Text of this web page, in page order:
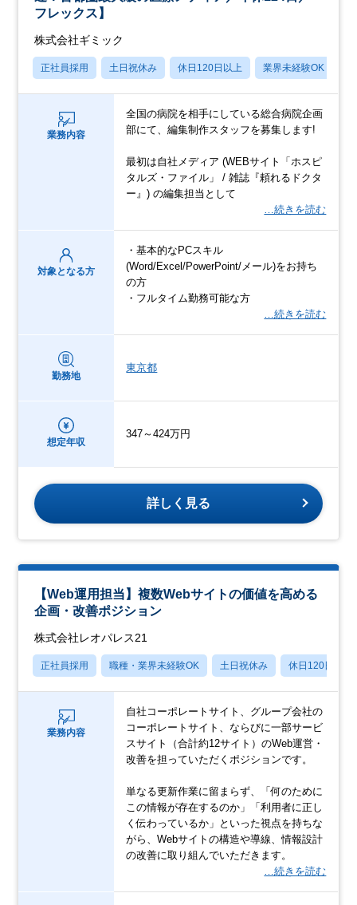
フレックス】
株式会社ギミック
正社員採用 土日祝休み 休日120日以上 業界未経験OK
業務内容
全国の病院を相手にしている総合病院企画
部にて、編集制作スタッフを募集します!
最初は自社メディア (WEBサイト「ホスピ
タルズ・ファイル」 / 雑誌『頼れるドクタ
ー』) の編集担当として
…続きを読む
対象となる方
・基本的なPCスキル
(Word/Excel/PowerPoint/メール)をお持ち
の方
・フルタイム勤務可能な方
…続きを読む
勤務地
東京都
想定年収
347～424万円
詳しく見る
【Web運用担当】複数Webサイトの価値を高める
企画・改善ポジション
株式会社レオパレス21
正社員採用 職種・業界未経験OK 土日祝休み 休日120日以上
業務内容
自社コーポレートサイト、グループ会社の
コーポレートサイト、ならびに一部サービ
スサイト（合計約12サイト）のWeb運営・
改善を担っていただくポジションです。
単なる更新作業に留まらず、「何のために
この情報が存在するのか」「利用者に正し
く伝わっているか」といった視点を持ちな
がら、Webサイトの構造や導線、情報設計
の改善に取り組んでいただきます。
…続きを読む